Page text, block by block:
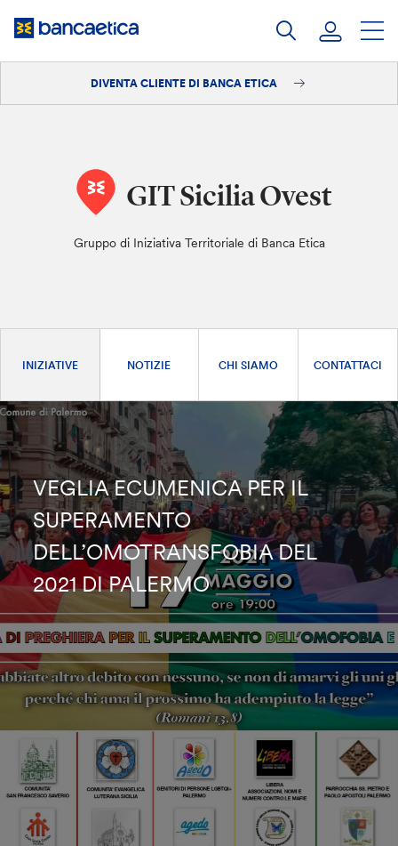
DIVENTA CLIENTE DI BANCA ETICA
GIT Sicilia Ovest
Gruppo di Iniziativa Territoriale di Banca Etica
INIZIATIVE NOTIZIE CHI SIAMO CONTATTACI
VEGLIA ECUMENICA PER IL
SUPERAMENTO
DELL’OMOTRANSFOBIA DEL
2021 DI PALERMO